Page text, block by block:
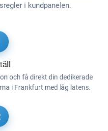
i kundpanelen.
och få direkt din dedikerade
i Frankfurt med låg latens.